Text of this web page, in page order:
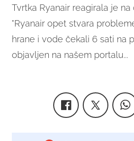
Tvrtka Ryanair reagirala je
"Ryanair opet stvara
hrane i vode čekali 6 sati na
objavljen na našem portalu...